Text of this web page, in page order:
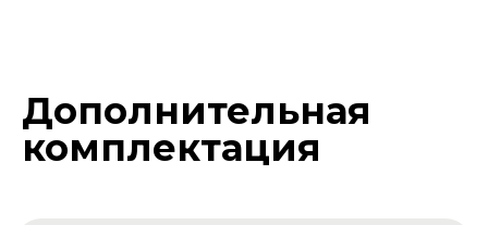
Дополнительная
комплектация